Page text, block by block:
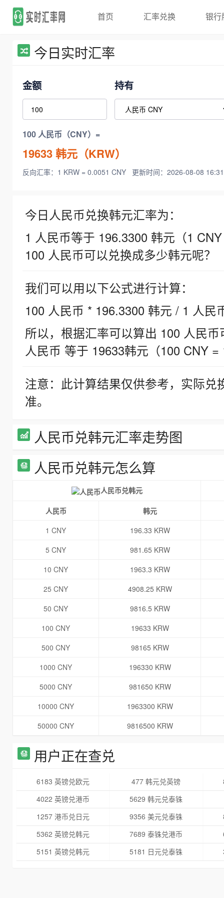
首页 汇率兑换 银行
今日实时汇率
金额 持有
100 人民币（CNY）=
19633韩元（KRW）
反向汇率：1 KRW = 0.0051 CNY 更新时间：2026-08-08
今日人民币兑换韩元汇率为：
1 人民币等于 196.3300 韩元（1
100 人民币可以兑换成多少韩元呢？
我们可以用以下公式进行计算：
100 人民币 * 196.3300 韩元 / 1 人民
所以，根据汇率可以算出 100 人民
人民币 等于 19633韩元（100 CNY =
注意：此计算结果仅供参考，实际
准。
人民币兑韩元汇率走势图
人民币兑韩元怎么算
人民币兑韩元
人民币
韩元
1 CNY
196.33 KRW
5 CNY
981.65 KRW
10 CNY
1963.3 KRW
25 CNY
4908.25 KRW
50 CNY
9816.5 KRW
100 CNY
19633 KRW
500 CNY
98165 KRW
1000 CNY
196330 KRW
5000 CNY
981650 KRW
10000 CNY
1963300 KRW
50000 CNY
9816500 KRW
用户正在查兑
6183 英镑兑欧元 477 韩元兑英镑
4022 英镑兑港币
5629 韩元兑泰铢
1257 港币兑日元
9356 美元兑泰铢
5362 英镑兑韩元
7689 泰铢兑港币
5151 英镑兑韩元
5181 日元兑泰铢